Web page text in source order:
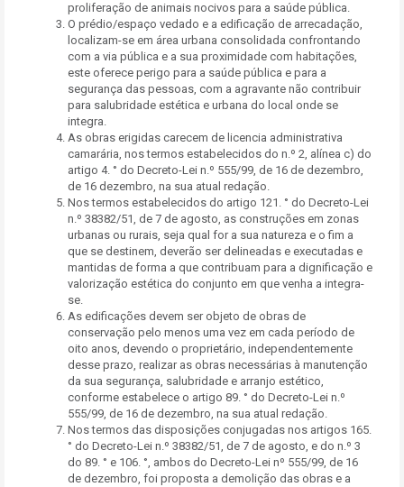
proliferação de animais nocivos para a saúde pública.
O prédio/espaço vedado e a edificação de arrecadação,
localizam-se em área urbana consolidada confrontando
com a via pública e a sua proximidade com habitações,
este oferece perigo para a saúde pública e para a
segurança das pessoas, com a agravante não contribuir
para salubridade estética e urbana do local onde se
integra.
As obras erigidas carecem de licencia administrativa
camarária, nos termos estabelecidos do n.º 2, alínea c) do
artigo 4. ° do Decreto-Lei n.º 555/99, de 16 de dezembro,
de 16 dezembro, na sua atual redação.
Nos termos estabelecidos do artigo 121. ° do Decreto-Lei
n.º 38382/51, de 7 de agosto, as construções em zonas
urbanas ou rurais, seja qual for a sua natureza e o fim a
que se destinem, deverão ser delineadas e executadas e
mantidas de forma a que contribuam para a dignificação e
valorização estética do conjunto em que venha a integra-
se.
As edificações devem ser objeto de obras de
conservação pelo menos uma vez em cada período de
oito anos, devendo o proprietário, independentemente
desse prazo, realizar as obras necessárias à manutenção
da sua segurança, salubridade e arranjo estético,
conforme estabelece o artigo 89. ° do Decreto-Lei n.º
555/99, de 16 de dezembro, na sua atual redação.
Nos termos das disposições conjugadas nos artigos 165.
° do Decreto-Lei n.º 38382/51, de 7 de agosto, e do n.º 3
do 89. ° e 106. °, ambos do Decreto-Lei nº 555/99, de 16
de dezembro, foi proposta a demolição das obras e a